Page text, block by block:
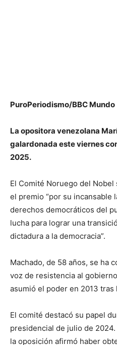
PuroPeriodismo/BBC Mundo
La opositora venezolana
galardonada este viernes
2025.
El Comité Noruego del Nobel
el premio “por su incansable
derechos democráticos del
lucha para lograr una
dictadura a la democracia”.
Machado, de 58 años, se ha
voz de resistencia al
asumió el poder en 2013
El comité destacó su papel
presidencial de julio de
la oposición afirmó haber